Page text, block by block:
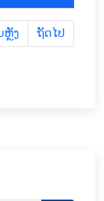
ຫຼັງ ຖັດໄປ